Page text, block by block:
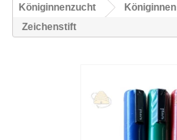
Königinnenzucht
Zeichenstift